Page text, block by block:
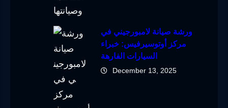
ورشة صيانة لامبورجيني في
مركز أوتوسيرفيس: خبراء
السيارات الفارهة
December 13, 2025